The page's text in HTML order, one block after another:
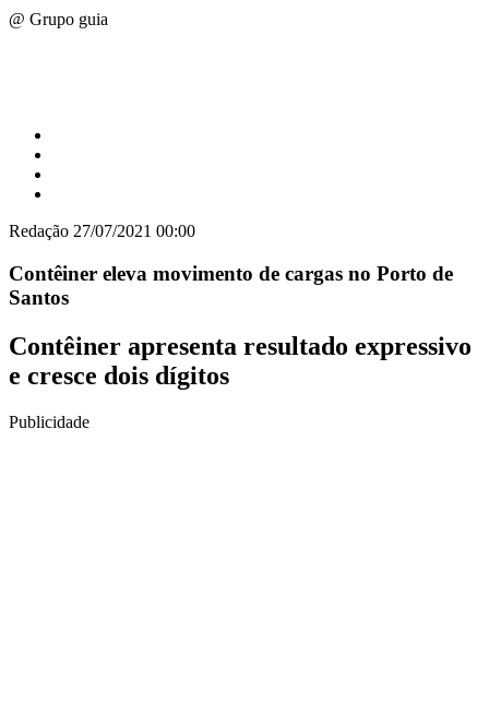
@ Grupo guia
Redação 27/07/2021 00:00
Contêiner eleva movimento de cargas no Porto de
Santos
Contêiner apresenta resultado expressivo
e cresce dois dígitos
Publicidade